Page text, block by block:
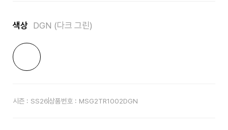
색상 DGN (다크 그린)
시즌 : SS26상품번호 : MSG2TR1002DGN